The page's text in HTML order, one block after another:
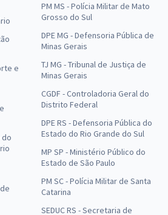
e
do
PM MS - Polícia Militar de Mato
Grosso do Sul
DPE MG - Defensoria Pública de
Minas Gerais
TJ MG - Tribunal de Justiça de
Minas Gerais
CGDF - Controladoria Geral do
Distrito Federal
DPE RS - Defensoria Pública do
Estado do Rio Grande do Sul
MP SP - Ministério Público do
Estado de São Paulo
PM SC - Polícia Militar de Santa
Catarina
SEDUC RS - Secretaria de